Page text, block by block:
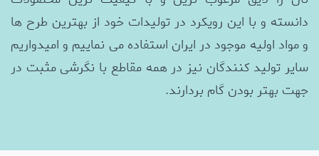
دانسته و با این رویکرد در تولیدات خود از بهترین طرح ها
و مواد اولیه موجود در ایران استفاده می نماییم و امیدواریم
سایر تولید کنندگان نیز در همه مقاطع با نگرشی مثبت در
جهت بهتر بودن گام بردارند.